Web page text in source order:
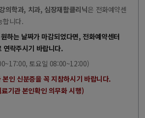
의학과, 치과, 심장재활클리닉은 전화예약센
합니다.
하는 날짜가 마감되었다면, 전화예약센터
락주시기 바랍니다.
토요일 08:00~12:00)
인 신분증을 꼭 지참하시기 바랍니다.
기관 본인확인 의무화 시행)